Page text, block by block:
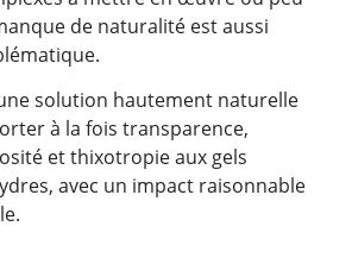
de naturalité est aussi
solution hautement naturelle
à la fois transparence,
et thixotropie aux gels
avec un impact raisonnable